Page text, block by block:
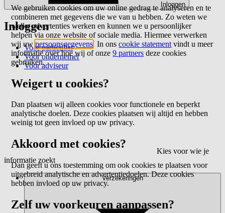
Inloggen
Inloggen
Voor particulier
Voor ondernemer
Voor adviseur
Kies voor wie je
informatie zoekt
Verzekeringen
We gebruiken cookies om uw online gedrag te analyseren en te
combineren met gegevens die we van u hebben. Zo weten we
welke advertenties werken en kunnen we u persoonlijker
helpen via onze website of sociale media. Hiermee verwerken
wij uwpersoonsgegevens . In onscookie statement vindt u meer
informatie over hoe wij of onze9 partners deze cookies
gebruiken.
Weigert u cookies?
Dan plaatsen wij alleen cookies voor functionele en beperkt
analytische doelen. Deze cookies plaatsen wij altijd en hebben
weinig tot geen invloed op uw privacy.
Akkoord met cookies?
Dan geeft u ons toestemming om ook cookies te plaatsen voor
uitgebreid analytische en advertentiedoelen. Deze cookies
hebben invloed op uw privacy.
Zelf uw voorkeuren aanpassen?